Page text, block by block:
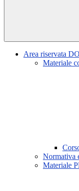
Area riservata
Materiale
Normativa
Materiale